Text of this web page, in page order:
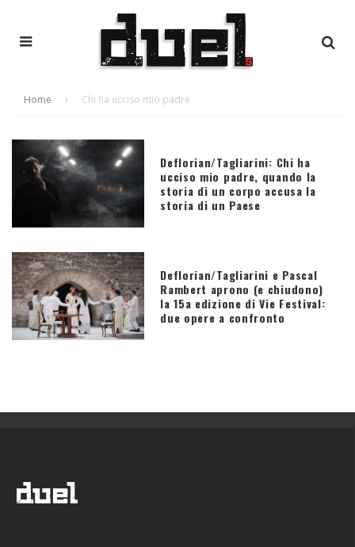
Home Chi ha ucciso mio padre
Deflorian/Tagliarini: Chi ha
ucciso mio padre, quando la
storia di un corpo accusa la
storia di un Paese
Deflorian/Tagliarini e Pascal
Rambert aprono (e chiudono)
la 15a edizione di Vie Festival:
due opere a confronto